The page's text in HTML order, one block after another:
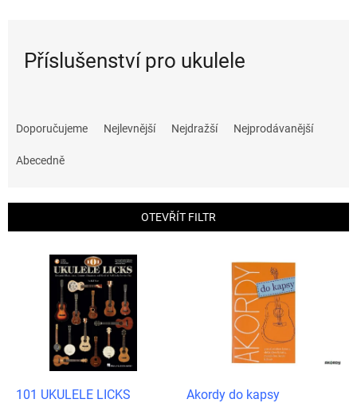
Příslušenství pro ukulele
r
Doporučujeme Nejlevnější Nejdražší Nejprodávanější
Abecedně
OTEVŘÍT FILTR
101 UKULELE LICKS Akordy do kapsy